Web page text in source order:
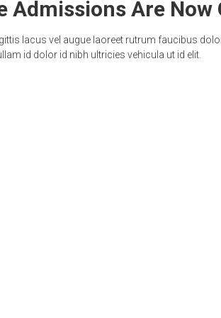
Admissions Are Now
lacus vel augue laoreet rutrum faucibus
id dolor id nibh ultricies vehicula ut id elit.